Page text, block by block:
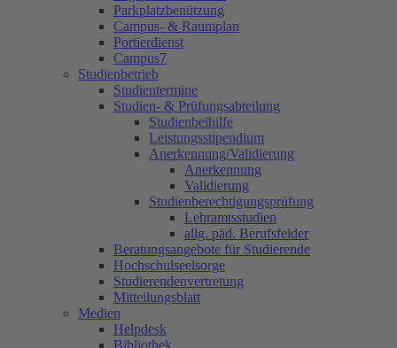
Parkplatzbenützung
Campus- & Raumplan
Portierdienst
Campus7
Studienbetrieb
Studientermine
Studien- & Prüfungsabteilung
Studienbeihilfe
Leistungsstipendium
Anerkennung/Validierung
Anerkennung
Validierung
Studienberechtigungsprüfung
Lehramtsstudien
allg. päd. Berufsfelder
Beratungsangebote für Studierende
Hochschulseelsorge
Studierendenvertretung
Mitteilungsblatt
Medien
Helpdesk
Bibliothek